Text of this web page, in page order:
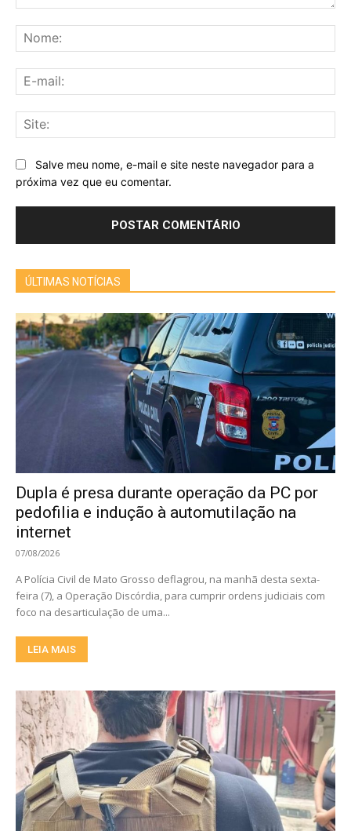
Salve meu nome, e-mail e site neste navegador para a
próxima vez que eu comentar.
ÚLTIMAS NOTÍCIAS
Dupla é presa durante operação da PC por
pedofilia e indução à automutilação na
internet
07/08/2026
A Polícia Civil de Mato Grosso deflagrou, na manhã desta sexta-
feira (7), a Operação Discórdia, para cumprir ordens judiciais com
foco na desarticulação de uma...
LEIA MAIS